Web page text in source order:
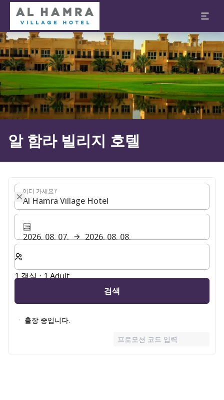
슬라이드 1 의 1
알 함라 빌리지 호텔
2026. 08. 07.
2026. 08. 08.
1 객실 ⋅ 1 Adult
어디 가세요?
어디 가세요?
2026. 08. 07.
2026. 08. 08.
숙박할 객실 및 게스트 수 선택
1 객실 ⋅ 1 Adult
검색
출장 중입니다.
프로모션 코드 입력